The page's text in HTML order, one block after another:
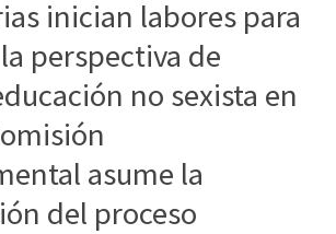
inician labores para
perspectiva de
no sexista en
asume la
del proceso